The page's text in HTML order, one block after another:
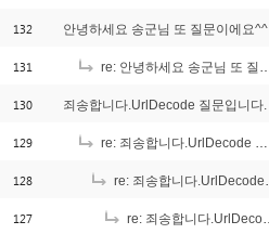
132 안녕하세요 송군님 또 질문이에요^^
131 re: 안녕하세요 송군님 또 질문이에요^^
130 죄송합니다.UrlDecode 질문입니다.
129 re: 죄송합니다.UrlDecode 질문입니다.
128 re: 죄송합니다.UrlDecode 질문입니다.
127 re: 죄송합니다.UrlDecode 질문입니다.